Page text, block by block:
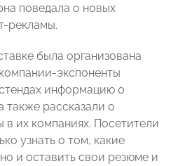
поведала о новых
рекламы.
была организована
экспоненты
информацию о
также рассказали о
их компаниях. Посетители
узнать о том, какие
и оставить свои резюме и